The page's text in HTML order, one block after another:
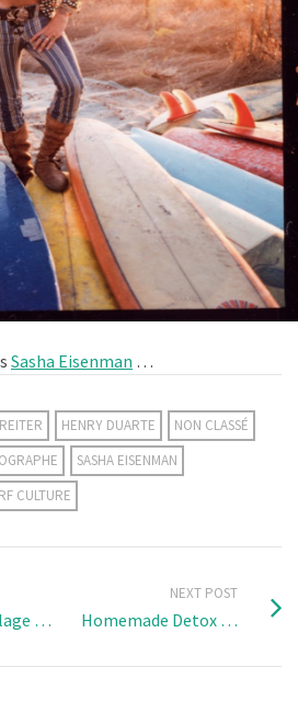
Sasha Eisenman …
HENRY DUARTE
NON CLASSÉ
SASHA EISENMAN
CULTURE
…
NEXT POST
Homemade Detox …